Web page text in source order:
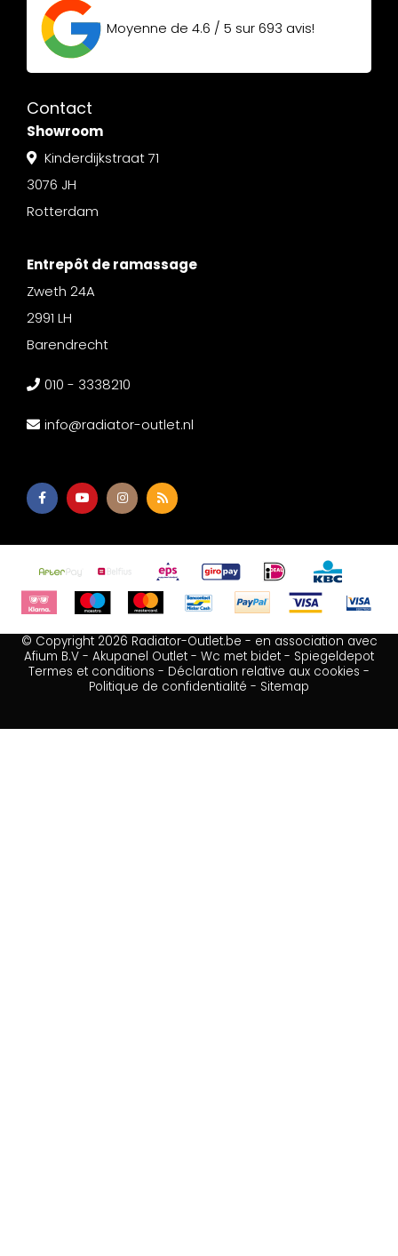
Moyenne de 4.6 / 5 sur693 avis!
Contact
Showroom
Kinderdijkstraat 71
3076 JH
Rotterdam
Entrepôt de ramassage
Zweth 24A
2991 LH
Barendrecht
010 - 3338210
info@radiator-outlet.nl
© Copyright 2026 Radiator-Outlet.be - en association avec
Afium B.V - Akupanel Outlet - Wc met bidet - Spiegeldepot
Termes et conditions - Déclaration relative aux cookies -
Politique de confidentialité - Sitemap